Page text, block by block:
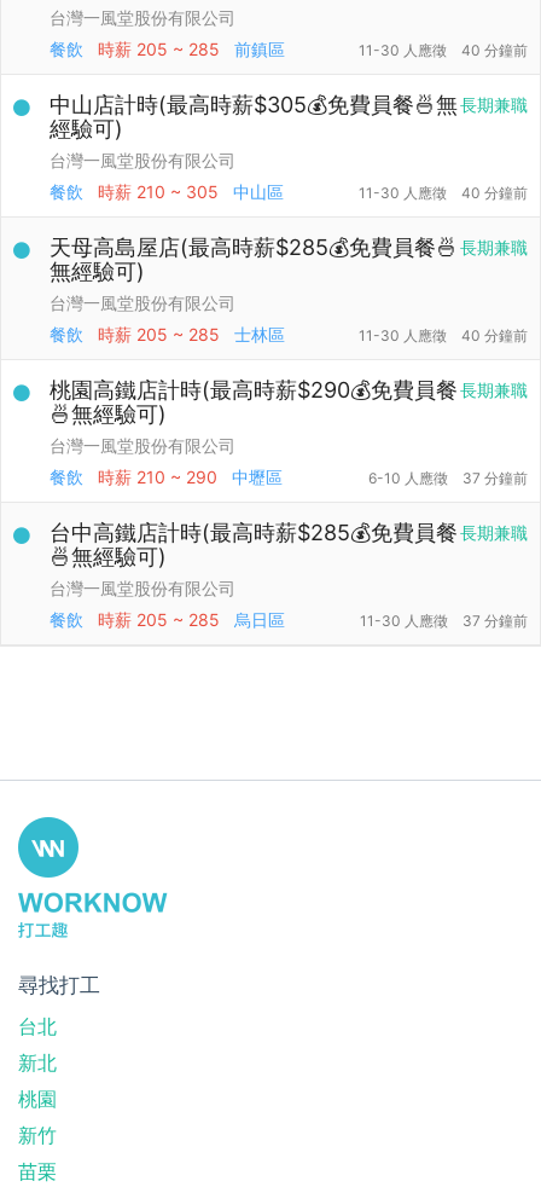
台灣一風堂股份有限公司
餐飲
時薪 205 ~ 285 前鎮區 11-30 人應徵 40 分鐘前
長期兼職
中山店計時(最高時薪$305💰免費員餐🍜無
經驗可)
台灣一風堂股份有限公司
餐飲
時薪 210 ~ 305 中山區 11-30 人應徵 40 分鐘前
長期兼職
天母高島屋店(最高時薪$285💰免費員餐🍜
無經驗可)
台灣一風堂股份有限公司
餐飲
時薪 205 ~ 285 士林區 11-30 人應徵 40 分鐘前
長期兼職
桃園高鐵店計時(最高時薪$290💰免費員餐
🍜無經驗可)
台灣一風堂股份有限公司
餐飲
時薪 210 ~ 290 中壢區 6-10 人應徵 37 分鐘前
長期兼職
台中高鐵店計時(最高時薪$285💰免費員餐
🍜無經驗可)
台灣一風堂股份有限公司
餐飲
時薪 205 ~ 285 烏日區 11-30 人應徵 37 分鐘前
尋找打工
台北
新北
桃園
新竹
苗栗